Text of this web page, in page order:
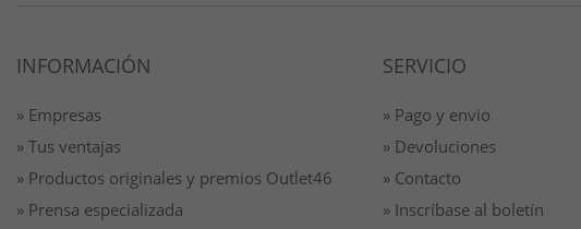
INFORMACIÓN
» Empresas
» Tus ventajas
» Productos originales y premios Outlet46
» Prensa especializada
SERVICIO
» Pago y envio
» Devoluciones
» Contacto
» Inscríbase al boletín